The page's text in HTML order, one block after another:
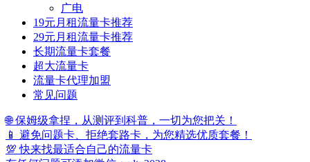
广电
19元月租流量卡推荐
29元月租流量卡推荐
长期流量卡套餐
超大流量卡
流量卡代理加盟
常见问题
🌐 保姆级拿捏，从测评到科普，一切为您把关！
📱 避免问题卡、拒绝套路卡，为您精选优质套餐！
💯 快来找最适合自己的流量卡